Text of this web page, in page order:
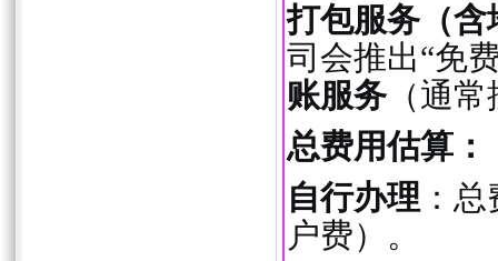
打包服务（含
司会推出“免
账服务（通常
总费用估算：
自行办理 ：
户费）。